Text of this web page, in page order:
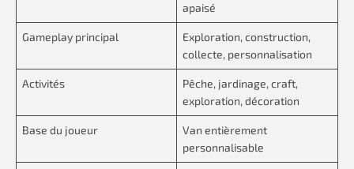
apaisé
Gameplay principal
Exploration, construction,
collecte, personnalisation
Activités
Pêche, jardinage, craft,
exploration, décoration
Base du joueur
Van entièrement
personnalisable